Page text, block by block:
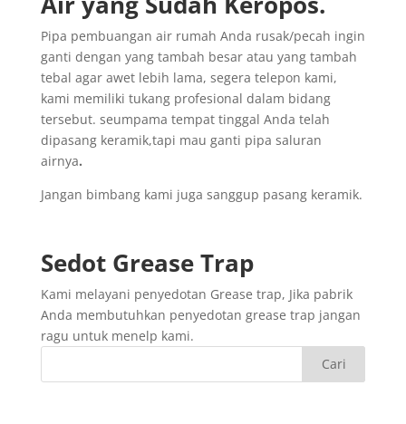
Pipa pembuangan air rumah Anda rusak/pecah ingin
ganti dengan yang tambah besar atau yang tambah
tebal agar awet lebih lama, segera telepon kami,
kami memiliki tukang profesional dalam bidang
tersebut. seumpama tempat tinggal Anda telah
dipasang keramik,tapi mau ganti pipa saluran
airnya.
Jangan bimbang kami juga sanggup pasang keramik.
Sedot Grease Trap
Kami melayani penyedotan Grease trap, Jika pabrik
Anda membutuhkan penyedotan grease trap jangan
ragu untuk menelp kami.